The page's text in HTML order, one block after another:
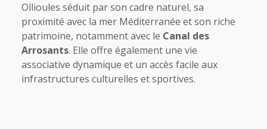
Ollioules séduit par son cadre naturel, sa
proximité avec la mer Méditerranée et son riche
patrimoine, notamment avec le Canal des
Arrosants. Elle offre également une vie
associative dynamique et un accès facile aux
infrastructures culturelles et sportives.